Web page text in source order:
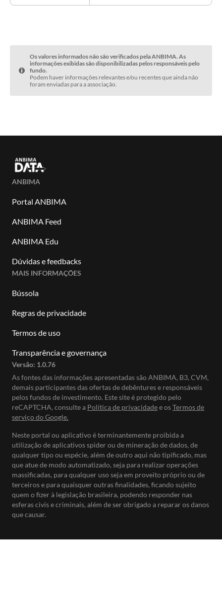
Os valores informados não são verificados pela ANBIMA. As
informações exibidas são disponibilizadas pelos responsáveis pelo
fundo.
Podem haver informações relevantes e/ou recentes que ainda não
foram enviadas para a associação.
ANBIMA
Portal ANBIMA
ANBIMA Feed
ANBIMA Edu
Dúvidas e feedbacks
MAIS INFORMAÇÕES
Bússola
Regras de privacidade
Termos de uso
Transparência e governança
Versão: 1.0.76
As fontes das informações apresentadas são ANBIMA, B3, CVM,
demais participantes das ofertas de debêntures e responsáveis
pelos fundos de investimento. Este site é protegido pelo
reCAPTCHA, consulte a Política de privacidadee osTermos de
serviço do Google.
Neste portal ou aplicativo é terminantemente proibida a
utilização de aplicativos spider ou de mineração de dados, de
qualquer tipo ou espécie, além de outro aqui não tipificado, mas
que atue de modo automatizado, seja para realizar operações
massificadas, para qualquer uso seja em proveito próprio ou de
terceiros e para quaisquer outras finalidades, ficando sujeito
quem o fizer à legislação brasileira, podendo responder nas
esferas civis e criminais, além de ser obrigado a reparar os danos
que causar.